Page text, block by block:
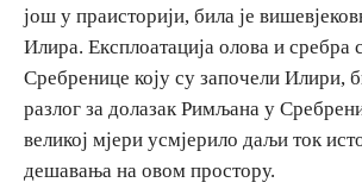
Списак дестинација
Мапа дестинација
Манифестације
још у праисторији, била је
Илира. Експлоатација олова и сребра
Сребренице коју су започели Илири,
разлог за долазак Римљана у
великој мјери усмјерило даљи ток
дешавања на овом простору.